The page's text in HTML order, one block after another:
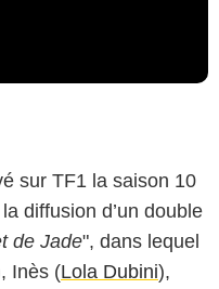
sur TF1 la saison 10
diffusion d’un double
de Jade", dans lequel
Inès (Lola Dubini),